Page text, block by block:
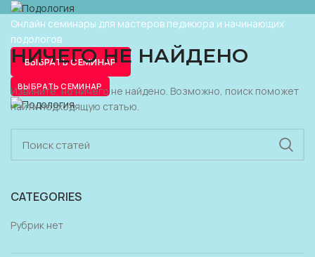
Онлайн семинары для мастеров педикюра и начинающих
подологов
ВЫБРАТЬ СЕМИНАР
ВЫБРАТЬ СЕМИНАР
НИЧЕГО НЕ НАЙДЕНО
Извините, но ничего не найдено. Возможно, поиск поможет
найти подходящую статью.
CATEGORIES
Рубрик нет